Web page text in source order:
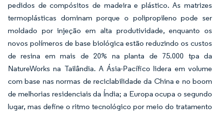
pedidos de compósitos de madeira e plástico. As matrizes
termoplásticas dominam porque o polipropileno pode ser
moldado por injeção em alta produtividade, enquanto os
novos polímeros de base biológica estão reduzindo os custos
de resina em mais de 20% na planta de 75.000 tpa da
NatureWorks na Tailândia. A Ásia-Pacífico lidera em volume
com base nas normas de reciclabilidade da China e no boom
de melhorias residenciais da Índia; a Europa ocupa o segundo
lugar, mas define o ritmo tecnológico por meio do tratamento